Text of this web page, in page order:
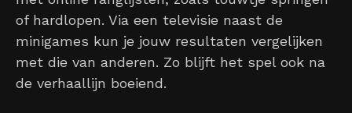
of hardlopen. Via een televisie naast de
minigames kun je jouw resultaten vergelijken
met die van anderen. Zo blijft het spel ook na
de verhaallijn boeiend.